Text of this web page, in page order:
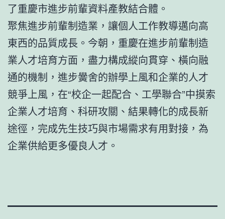
了重慶市進步前輩資料產教結合體。
聚焦進步前輩制造業，讓個人工作教導邁向高
東西的品質成長。今朝，重慶在進步前輩制造
業人才培育方面，盡力構成縱向貫穿、橫向融
通的機制，進步黌舍的辦學上風和企業的人才
競爭上風，在“校企一起配合、工學聯合”中摸索
企業人才培育、科研攻關、結果轉化的成長新
途徑，完成先生技巧與市場需求有用對接，為
企業供給更多優良人才。